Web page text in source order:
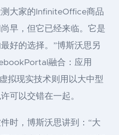
大家的InfiniteOffice商品
早，但它已经来临。它是
好的选择。”博斯沃思另
融合：应用
拟现实技术则用以大中型
可以交错在一起。
时，博斯沃思讲到：“大